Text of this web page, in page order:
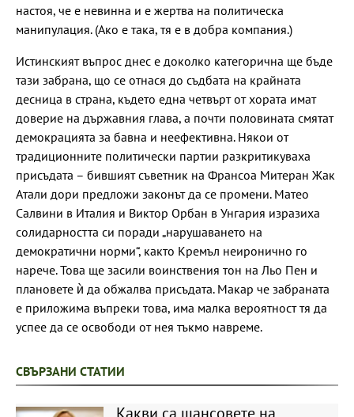
настоя, че е невинна и е жертва на политическа
манипулация. (Ако е така, тя е в добра компания.)
Истинският въпрос днес е доколко категорична ще бъде
тази забрана, що се отнася до съдбата на крайната
десница в страна, където една четвърт от хората имат
доверие на държавния глава, а почти половината смятат
демокрацията за бавна и неефективна. Някои от
традиционните политически партии разкритикуваха
присъдата – бившият съветник на Франсоа Митеран Жак
Атали дори предложи законът да се промени. Матео
Салвини в Италия и Виктор Орбан в Унгария изразиха
солидарността си поради „нарушаването на
демократични норми“, както Кремъл неиронично го
нарече. Това ще засили воинствения тон на Льо Пен и
плановете ѝ да обжалва присъдата. Макар че забраната
е приложима въпреки това, има малка вероятност тя да
успее да се освободи от нея тъкмо навреме.
СВЪРЗАНИ СТАТИИ
Какви са шансовете на